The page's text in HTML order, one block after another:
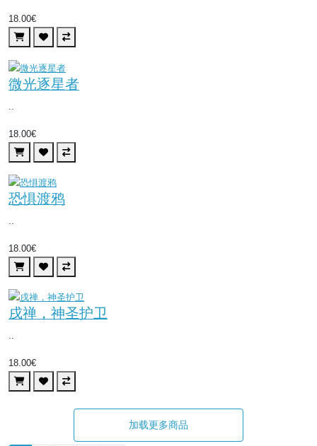
18.00€
微光逐星者
18.00€
恐惧渡鸦
18.00€
戌禅，神圣护卫
18.00€
加载更多商品